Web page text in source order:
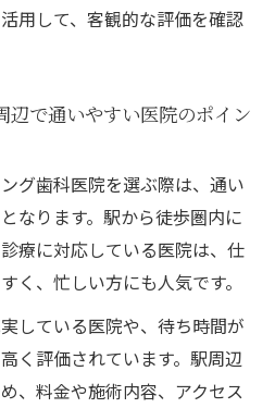
用して、客観的な評価を確認
辺で通いやすい医院のポイン
グ歯科医院を選ぶ際は、通い
なります。駅から徒歩圏内に
療に対応している医院は、仕
く、忙しい方にも人気です。
している医院や、待ち時間が
く評価されています。駅周辺
、料金や施術内容、アクセス